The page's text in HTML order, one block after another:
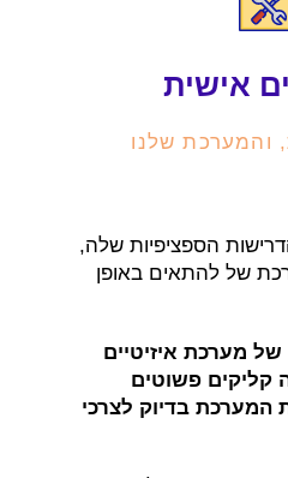
אישית
והמערכת שלנו
הספציפיות שלה,
של להתאים באופן
מערכת איזיטיים
קליקים פשוטים
בדיוק לצרכי